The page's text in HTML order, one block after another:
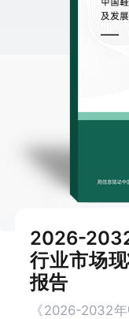
2026-
行业市场
报告
《2026-2032